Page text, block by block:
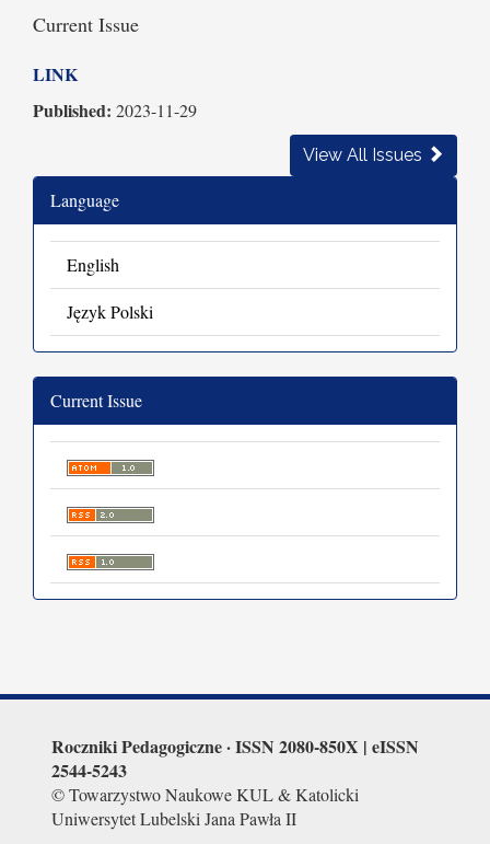
Current Issue
LINK
Published: 2023-11-29
View All Issues
Language
English
Język Polski
Current Issue
Roczniki Pedagogiczne · ISSN 2080-850X | eISSN
2544-5243
© Towarzystwo Naukowe KUL & Katolicki
Uniwersytet Lubelski Jana Pawła II